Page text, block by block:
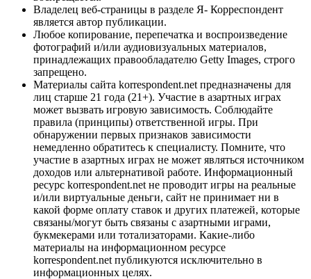
Владелец веб-страницы в разделе Я- Корреспондент
является автор публикации.
Любое копирование, перепечатка и воспроизведение
фотографий и/или аудиовизуальных материалов,
принадлежащих правообладателю Getty Images, строго
запрещено.
Материалы сайта korrespondent.net предназначены для
лиц старше 21 года (21+). Участие в азартных играх
может вызвать игровую зависимость. Соблюдайте
правила (принципы) ответственной игры. При
обнаружении первых признаков зависимости
немедленно обратитесь к специалисту. Помните, что
участие в азартных играх не может являться источником
доходов или альтернативой работе. Информационный
ресурс korrespondent.net не проводит игры на реальные
и/или виртуальные деньги, сайт не принимает ни в
какой форме оплату ставок и других платежей, которые
связаны/могут быть связаны с азартными играми,
букмекерами или тотализаторами. Какие-либо
материалы на информационном ресурсе
korrespondent.net публикуются исключительно в
информационных целях.